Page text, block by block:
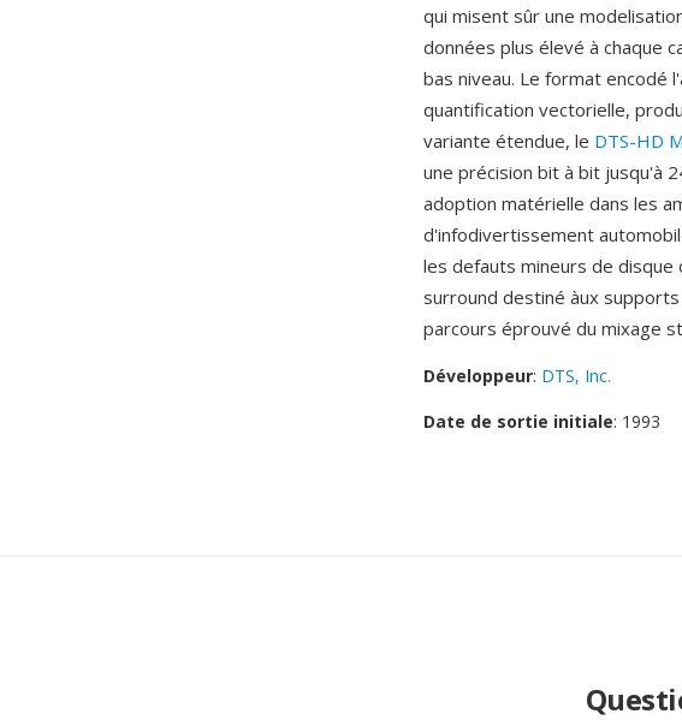
qui misent sûr une
données plus élevé à chaque
bas niveau. Le format encodé
quantification vectorielle,
variante étendue, le DTS-HD
une précision bit à bit jusqu'à
adoption matérielle dans les
d'infodivertissement
les defauts mineurs de disque
surround destiné àux
parcours éprouvé du mixage
Développeur: DTS, Inc.
Date de sortie initiale: 1993